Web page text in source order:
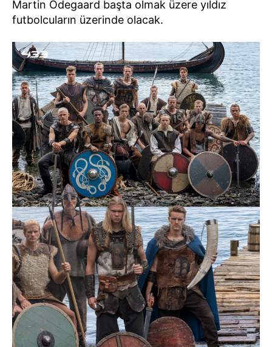
Martin Odegaard başta olmak üzere yıldız
futbolcuların üzerinde olacak.